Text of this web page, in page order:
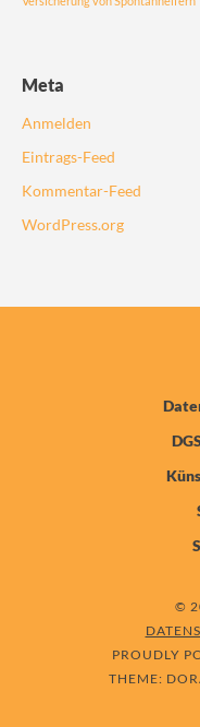
Meta
Anmelden
Eintrags-Feed
Kommentar-Feed
WordPress.org
©
PROUDLY
THEME: